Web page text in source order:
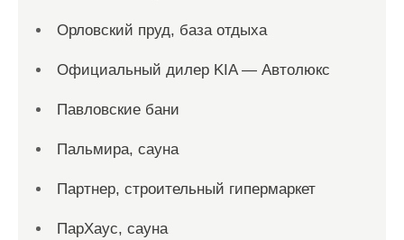
Орловский пруд, база отдыха
Официальный дилер KIA — Автолюкс
Павловские бани
Пальмира, сауна
Партнер, строительный гипермаркет
ПарХаус, сауна